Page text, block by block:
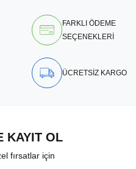
FARKLI ÖDEME
SEÇENEKLERİ
ÜCRETSİZ KARGO
KAYIT OL
fırsatlar için